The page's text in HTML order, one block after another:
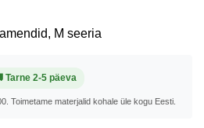
, M seeria
Tarne 2-5 päeva
Toimetame materjalid kohale üle kogu Eesti.